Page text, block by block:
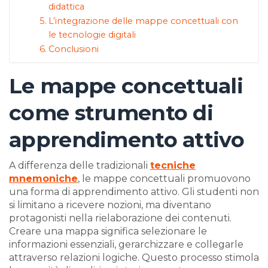
didattica
L’integrazione delle mappe concettuali con
le tecnologie digitali
Conclusioni
Le mappe concettuali
come strumento di
apprendimento attivo
A differenza delle tradizionali tecniche
mnemoniche, le mappe concettuali promuovono
una forma di apprendimento attivo. Gli studenti non
si limitano a ricevere nozioni, ma diventano
protagonisti nella rielaborazione dei contenuti.
Creare una mappa significa selezionare le
informazioni essenziali, gerarchizzare e collegarle
attraverso relazioni logiche. Questo processo stimola